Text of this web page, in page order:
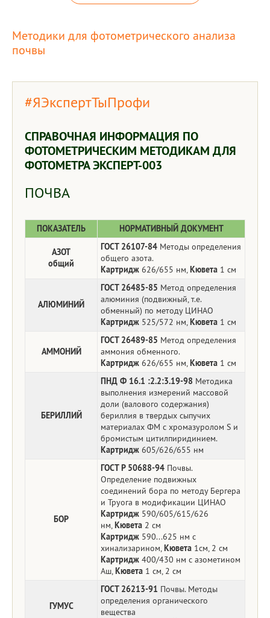
Методики для фотометрического анализа
почвы
#ЯЭкспертТыПрофи
СПРАВОЧНАЯ ИНФОРМАЦИЯ ПО
ФОТОМЕТРИЧЕСКИМ МЕТОДИКАМ ДЛЯ
ФОТОМЕТРА ЭКСПЕРТ-003
ПОЧВА
ПОКАЗАТЕЛЬ НОРМАТИВНЫЙ ДОКУМЕНТ
АЗОТ
общий
ГОСТ 26107-84 Методы определения
общего азота.
Картридж 626/655 нм,Кювета 1 см
АЛЮМИНИЙ
ГОСТ 26485-85 Метод определения
алюминия (подвижный, т.е.
обменный) по методу ЦИНАО
Картридж 525/572 нм,Кювета 1 см
АММОНИЙ
ГОСТ 26489-85 Метод определения
аммония обменного.
Картридж 626/655 нм,Кювета 1 см
БЕРИЛЛИЙ
ПНД Ф 16.1 :2.2:3.19-98 Методика
выполнения измерений массовой
доли (валового содержания)
бериллия в твердых сыпучих
материалах ФМ с хромазуролом S и
бромистым цитилпиридинием.
Картридж 605/626/655 нм
БОР
ГОСТ Р 50688-94 Почвы.
Определение подвижных
соединений бора по методу Бергера
и Труога в модификации ЦИНАО
Картридж 590/605/615/626
нм,Кювета 2 см
Картридж 590...625 нм с
хинализарином,Кювета 1см, 2 см
Картридж 400/430 нм с азометином
Аш,Кювета 1 см, 2 см
ГУМУС
ГОСТ 26213-91 Почвы. Методы
определения органического
вещества